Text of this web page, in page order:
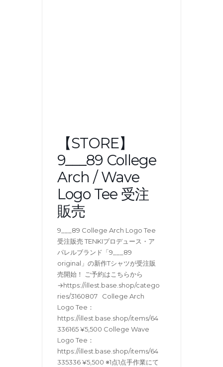
【STORE】
9___89 College
Arch / Wave
Logo Tee 受注
販売
9___89 College Arch Logo Tee
受注販売 TENKIプロデュース・ア
パレルブランド「9___89
original」の新作Tシャツが受注販
売開始！ ご予約はこちらから
→https://illest.base.shop/catego
ries/3160807 College Arch
Logo Tee：
https://illest.base.shop/items/64
336165 ¥5,500 College Wave
Logo Tee：
https://illest.base.shop/items/64
335336 ¥5,500 ※1点1点手作業にて